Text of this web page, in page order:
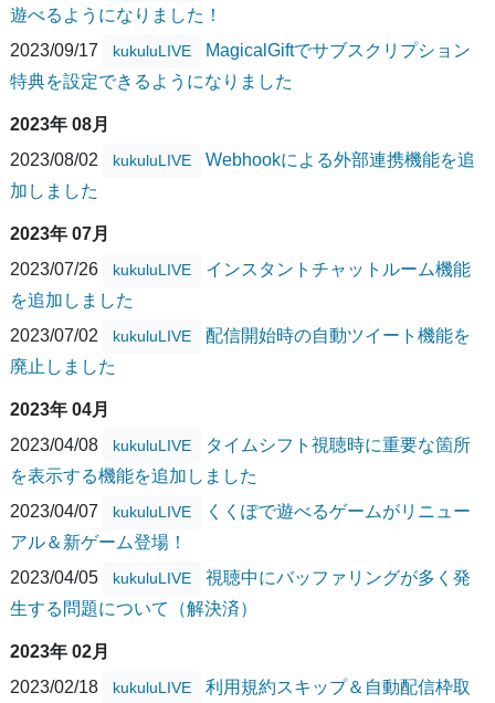
遊べるようになりました！
2023/09/17
kukuluLIVE
MagicalGiftでサブスクリプション
特典を設定できるようになりました
2023年 08月
2023/08/02
kukuluLIVE
Webhookによる外部連携機能を追
加しました
2023年 07月
2023/07/26
kukuluLIVE
インスタントチャットルーム機能
を追加しました
2023/07/02
kukuluLIVE
配信開始時の自動ツイート機能を
廃止しました
2023年 04月
2023/04/08
kukuluLIVE
タイムシフト視聴時に重要な箇所
を表示する機能を追加しました
2023/04/07
kukuluLIVE
くくぽで遊べるゲームがリニュー
アル＆新ゲーム登場！
2023/04/05
kukuluLIVE
視聴中にバッファリングが多く発
生する問題について（解決済）
2023年 02月
2023/02/18
kukuluLIVE
利用規約スキップ＆自動配信枠取